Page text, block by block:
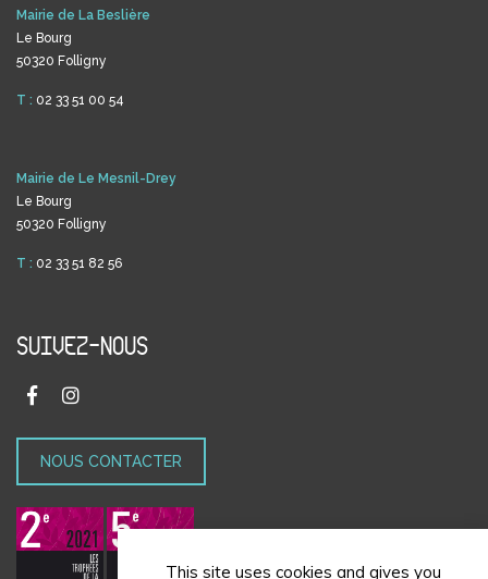
Mairie de La Beslière
Le Bourg
50320 Folligny
T : 02 33 51 00 54
Mairie de Le Mesnil-Drey
Le Bourg
50320 Folligny
T : 02 33 51 82 56
SUIVEZ-NOUS
NOUS CONTACTER
This site uses cookies and gives you